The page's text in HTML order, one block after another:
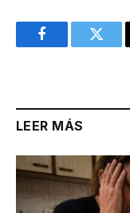
Facebook
LEER MÁS